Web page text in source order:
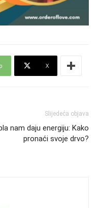
X
Slijedeća objava
nam daju energiju: Kako
pronaći svoje drvo?